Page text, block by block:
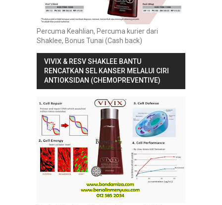
Percuma Keahlian, Percuma kurier dari
Shaklee, Bonus Tunai (Cash back)
VIVIX & RESV SHAKLEE BANTU
RENCATKAN SEL KANSER MELALUI CIRI
ANTIOKSIDAN (CHEMOPREVENTIVE)